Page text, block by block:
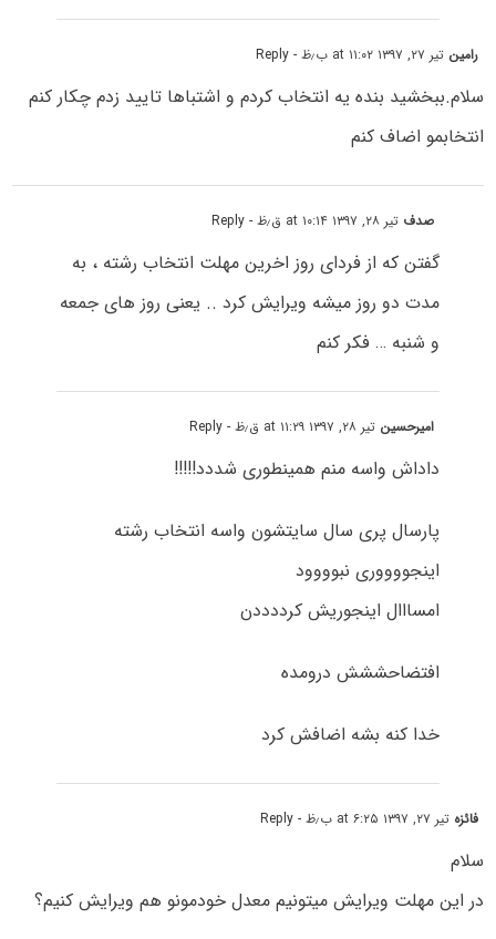
رامین تیر ۲۷, ۱۳۹۷ at ۱۱:۰۲ ب٫ظ - Reply
سلام.ببخشید بنده یه انتخاب کردم و اشتباها تایید زدم چکار کنم
انتخابمو اضاف کنم
صدف تیر ۲۸, ۱۳۹۷ at ۱۰:۱۴ ق٫ظ - Reply
گفتن که از فردای روز اخرین مهلت انتخاب رشته ، به
مدت دو روز میشه ویرایش کرد .. یعنی روز های جمعه
و شنبه … فکر کنم
امیرحسین تیر ۲۸, ۱۳۹۷ at ۱۱:۲۹ ق٫ظ - Reply
داداش واسه منم همینطوری شددد!!!!!
پارسال پری سال سایتشون واسه انتخاب رشته
اینجووووری نبوووود
امسااال اینجوریش کرددددن
افتضاحششش درومده
خدا کنه بشه اضافش کرد
فائزه تیر ۲۷, ۱۳۹۷ at ۶:۲۵ ب٫ظ - Reply
سلام
در این مهلت ویرایش میتونیم معدل خودمونو هم ویرایش کنیم؟